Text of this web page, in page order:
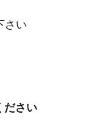
さい
ださい